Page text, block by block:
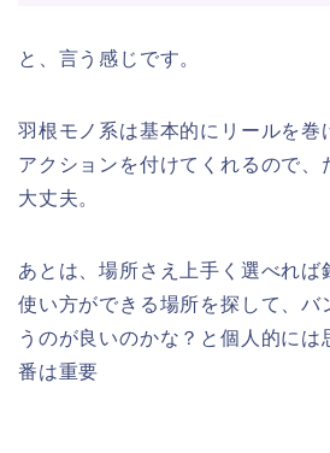
と、言う感じです。
羽根モノ系は基本的にリールを巻
アクションを付けてくれるので、
大丈夫。
あとは、場所さえ上手く選べれば
使い方ができる場所を探して、バ
うのが良いのかな？と個人的に
番は重要